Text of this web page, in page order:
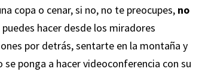
copa o cenar, si no, no te preocupes, no
puedes hacer desde los miradores
por detrás, sentarte en la montaña y
ponga a hacer videoconferencia con su